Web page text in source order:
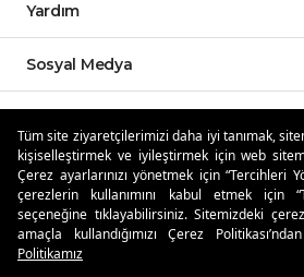
Tüm site ziyaretçilerimizi daha iyi tanımak,
kişiselleştirmek ve iyileştirmek için web
Çerez ayarlarınızı yönetmek için “Tercihleri
çerezlerin kullanımını kabul etmek için
seçeneğine tıklayabilirsiniz. Sitemizdeki
amaçla kullandığımızı Çerez
Politikamız
Yardım
Sosyal Medya
Özdilekteyim'de Taksit Avantajları
Güvenli Alışveriş